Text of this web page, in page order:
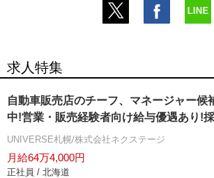
求人特集
自動車販売店のチーフ、マネージャー候
中!営業・販売経験者向け給与優遇あり!
UNIVERSE札幌/株式会社ネクステージ
月給64万4,000円
正社員 / 北海道